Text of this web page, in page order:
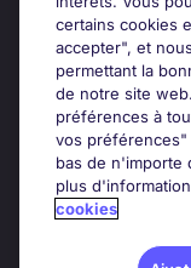
Candidats
Entreprises
Contact
certains cookies
accepter", et
permettant la
de notre site
préférences à
vos préférences"
bas de n'importe
plus
cookies